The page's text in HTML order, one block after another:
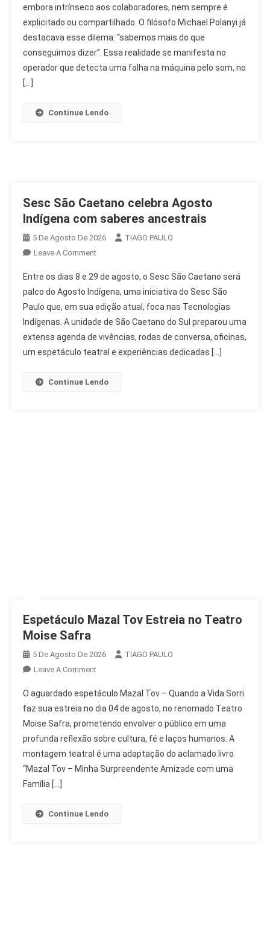
O
Saber
Que
Transforma
O
embora intrínseco aos colaboradores, nem sempre é
explicitado ou compartilhado. O filósofo Michael Polanyi já
destacava esse dilema: “sabemos mais do que
conseguimos dizer”. Essa realidade se manifesta no
operador que detecta uma falha na máquina pelo som, no
[…]
Continue Lendo
Sesc São Caetano celebra Agosto
Indígena com saberes ancestrais
5 De Agosto De 2026
TIAGO PAULO
Leave A CommentOn
São
Caetano
Celebra
Agosto
Indígena
Com
Ancestrais
Entre os dias 8 e 29 de agosto, o Sesc São Caetano será
palco do Agosto Indígena, uma iniciativa do Sesc São
Paulo que, em sua edição atual, foca nas Tecnologias
Indígenas. A unidade de São Caetano do Sul preparou uma
extensa agenda de vivências, rodas de conversa, oficinas,
um espetáculo teatral e experiências dedicadas […]
Continue Lendo
Espetáculo Mazal Tov Estreia no Teatro
Moise Safra
5 De Agosto De 2026
TIAGO PAULO
Leave A CommentOn
Mazal
Tov
Estreia
No
Teatro
Moise
O aguardado espetáculo Mazal Tov – Quando a Vida Sorri
faz sua estreia no dia 04 de agosto, no renomado Teatro
Moise Safra, prometendo envolver o público em uma
profunda reflexão sobre cultura, fé e laços humanos. A
montagem teatral é uma adaptação do aclamado livro
“Mazal Tov – Minha Surpreendente Amizade com uma
Família […]
Continue Lendo